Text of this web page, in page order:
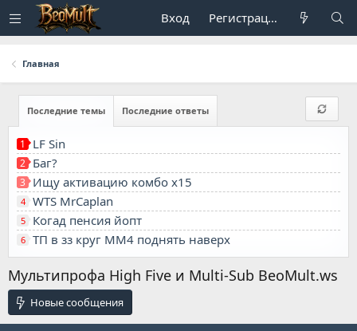
Вход Регистрация
Главная
Последние темы Последние ответы
1 LF Sin
2 Баг?
3 Ищу активацию комбо x15
4 WTS MrCaplan
5 Когад пенсия йопт
6 ТП в зз круг ММ4 поднять наверх
Мультипрофа High Five и Multi-Sub BeoMult.ws
Новые сообщения